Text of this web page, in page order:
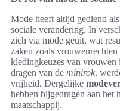
Mode heeft altijd gediend
sociale verandering. In
zich via mode geuit, wat
zaken zoals
kledingkeuzes van vrouwen
dragen van de minirok,
vrijheid. Dergelijke
hebben bijgedragen aan het
maatschappij.